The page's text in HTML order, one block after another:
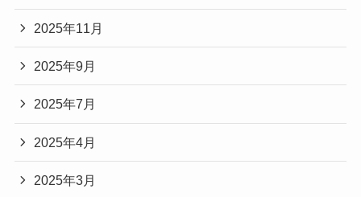
2025年11月
2025年9月
2025年7月
2025年4月
2025年3月